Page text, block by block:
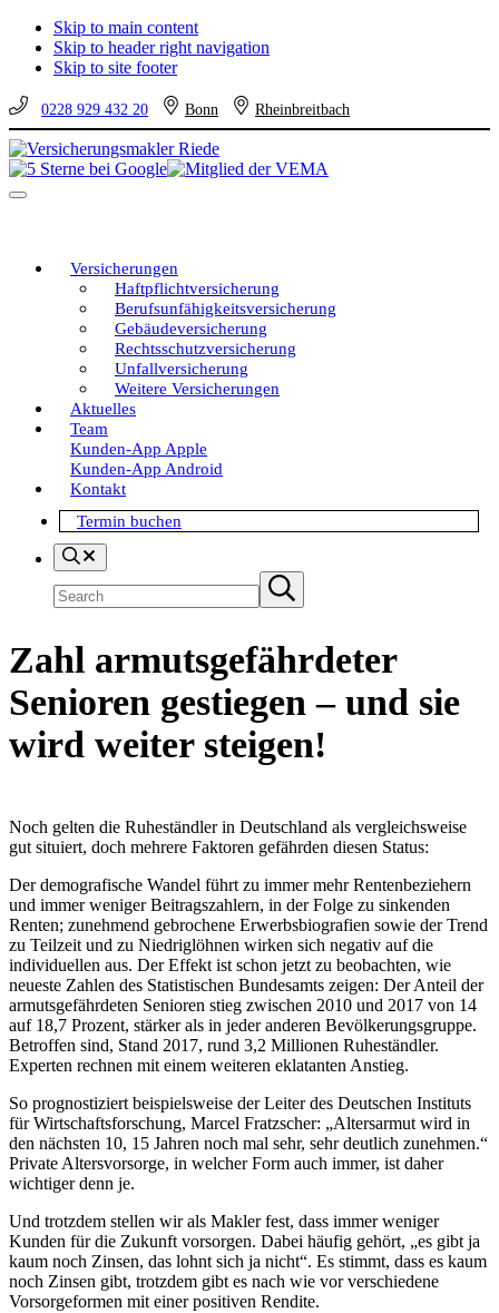
Skip to main content
Skip to header right navigation
Skip to site footer
0228 929 432 20 Bonn Rheinbreitbach
Versicherungsmakler
Riede
Versicherungen
vom
eine
Entscheidung!
Menu
Versicherungen
Haftpflichtversicherung
Berufsunfähigkeitsversicherung
Gebäudeversicherung
Rechtsschutzversicherung
Unfallversicherung
Weitere Versicherungen
Aktuelles
Team
Kunden-App Apple
Kunden-App Android
Kontakt
Termin buchen
Search
Submit
search
Zahl armutsgefährdeter
Senioren gestiegen – und sie
wird weiter steigen!
Noch gelten die Ruheständler in Deutschland als vergleichsweise
gut situiert, doch mehrere Faktoren gefährden diesen Status:
Der demografische Wandel führt zu immer mehr Rentenbeziehern
und immer weniger Beitragszahlern, in der Folge zu sinkenden
Renten; zunehmend gebrochene Erwerbsbiografien sowie der Trend
zu Teilzeit und zu Niedriglöhnen wirken sich negativ auf die
individuellen aus. Der Effekt ist schon jetzt zu beobachten, wie
neueste Zahlen des Statistischen Bundesamts zeigen: Der Anteil der
armutsgefährdeten Senioren stieg zwischen 2010 und 2017 von 14
auf 18,7 Prozent, stärker als in jeder anderen Bevölkerungsgruppe.
Betroffen sind, Stand 2017, rund 3,2 Millionen Ruheständler.
Experten rechnen mit einem weiteren eklatanten Anstieg.
So prognostiziert beispielsweise der Leiter des Deutschen Instituts
für Wirtschaftsforschung, Marcel Fratzscher: „Altersarmut wird in
den nächsten 10, 15 Jahren noch mal sehr, sehr deutlich zunehmen.“
Private Altersvorsorge, in welcher Form auch immer, ist daher
wichtiger denn je.
Und trotzdem stellen wir als Makler fest, dass immer weniger
Kunden für die Zukunft vorsorgen. Dabei häufig gehört, „es gibt ja
kaum noch Zinsen, das lohnt sich ja nicht“. Es stimmt, dass es kaum
noch Zinsen gibt, trotzdem gibt es nach wie vor verschiedene
Vorsorgeformen mit einer positiven Rendite.